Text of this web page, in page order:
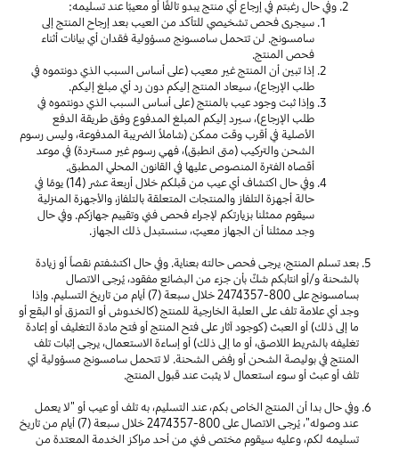
وفي حال رغبتم في إرجاع أي منتج يبدو تالفًا أو معيبًا عند تسليمه:
سيجرى فحص تشخيصي للتأكد من العيب بعد إرجاح المنتج إلى
سامسونج. لن تتحمل سامسونج مسؤولية فقدان أي بيانات أثناء
فحص المنتج.
إذا تبين أن المنتج غير معيب (على أساس السبب الذي دونتموه في
طلب الإرجاع)، سيعاد المنتج إليكم دون رد أي مبلغ إليكم.
وإذا ثبت وجود عيب بالمنتج (على أساس السبب الذي دونتموه في
طلب الإرجاع)، سيرد إليكم المبلغ المدفوع وفق طريقة الدفع
الأصلية في أقرب وقت ممكن (شاملاً الضريبة المدفوعة، وليس رسوم
الشحن والتركيب (متى انطبق)، فهي رسوم غير مستردة) في موعد
أقصاه الفترة المنصوص عليها في القانون المحلي المطبق.
وفي حال اكتشاف أي عيب من قبلكم خلال أربعة عشر (14) يومًا في
حالة أجهزة التلفاز والمنتجات المتعلقة بالتلفاز، والأجهزة المنزلية
سيقوم ممثلنا بزيارتكم لإجراء فحص فني وتقييم جهازكم. وفي حال
وجد ممثلنا أن الجهاز معيبٌ، سنستبدل ذلك الجهاز.
بعد تسلم المنتج، يرجى فحص حالته بعناية. وفي حال اكتشفتم نقصاً أو زيادة
بالشحنة و/أو انتابكم شكٌ بأن جزء من البضائع مفقود، يُرجى الاتصال
بسامسونج على800-2474357
خلال سبعة (7) أيام من تاريخ التسليم. وإذا
وجد أي علامة تلف على العلبة الخارجية للمنتج (كالخدوش أو التمزق أو البقع أو
ما إلى ذلك) أو العبث (كوجود آثار على فتح المنتج أو فتح مادة التغليف أو إعادة
تغليفه بالشريط اللاصق، أو ما إلى ذلك) أو إساءة الاستعمال، يرجى إثبات تلف
المنتج في بوليصة الشحن أو رفض الشحنة. لا تتحمل سامسونج مسؤولية أي
تلف أو عبث أو سوء استعمال لا يثبت عند قبول المنتج.
وفي حال بدا أن المنتج الخاص بكم، عند التسليم، به تلف أو عيب أو "لا يعمل
عند وصوله"، يُرجى الاتصال على800-2474357
خلال سبعة (7) أيام من تاريخ
تسليمه لكم، وعليه سيقوم مختص فني من أحد مراكز الخدمة المعتدة من